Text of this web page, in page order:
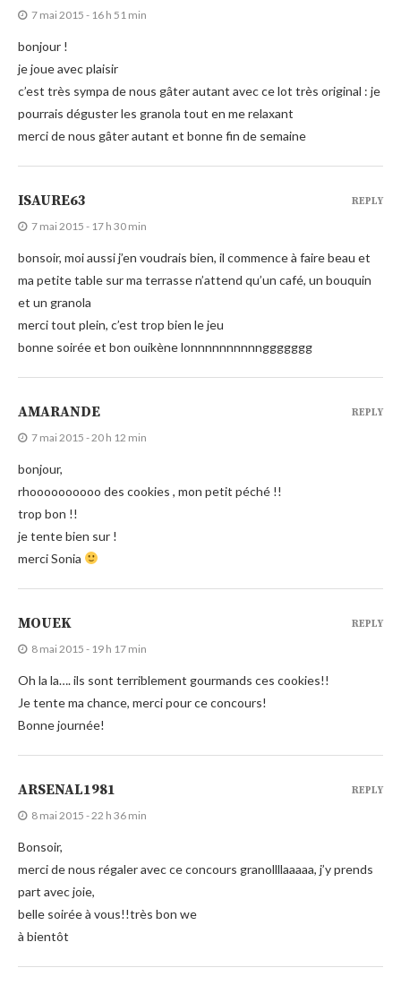
7 mai 2015 - 16 h 51 min
bonjour !
je joue avec plaisir
c’est très sympa de nous gâter autant avec ce lot très original : je
pourrais déguster les granola tout en me relaxant
merci de nous gâter autant et bonne fin de semaine
ISAURE63
7 mai 2015 - 17 h 30 min
bonsoir, moi aussi j’en voudrais bien, il commence à faire beau et
ma petite table sur ma terrasse n’attend qu’un café, un bouquin
et un granola
merci tout plein, c’est trop bien le jeu
bonne soirée et bon ouikène lonnnnnnnnnnggggggg
REPLY
AMARANDE
7 mai 2015 - 20 h 12 min
bonjour,
rhoooooooooo des cookies , mon petit péché !!
trop bon !!
je tente bien sur !
merci Sonia
REPLY
MOUEK
8 mai 2015 - 19 h 17 min
Oh la la…. ils sont terriblement gourmands ces cookies!!
Je tente ma chance, merci pour ce concours!
Bonne journée!
REPLY
ARSENAL1981
8 mai 2015 - 22 h 36 min
Bonsoir,
merci de nous régaler avec ce concours granollllaaaaa, j’y prends
part avec joie,
belle soirée à vous!!très bon we
à bientôt
REPLY